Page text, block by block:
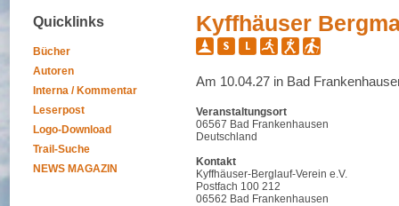
Quicklinks
Bücher
Autoren
Interna / Kommentar
Leserpost
Logo-Download
Trail-Suche
NEWS MAGAZIN
Kyffhäuser
Am 10.04.27 in Bad
Veranstaltungsort
06567 Bad Frankenhausen
Deutschland
Kontakt
Kyffhäuser-Berglauf-Verein e.V.
Postfach 100 212
06562 Bad Frankenhausen